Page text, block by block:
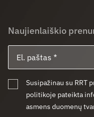
Naujienlaiškio
Susipažinau su RRT
politikoje pateikta
asmens duomenų